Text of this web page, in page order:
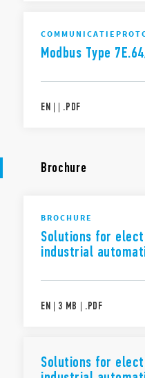
Modbus Type
EN | | .PDF
Brochure
BROCHURE
Solutions for
industrial
EN | 3 MB | .PDF
Solutions for